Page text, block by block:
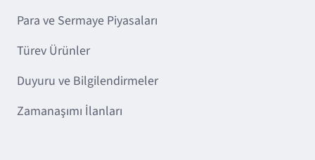
Para ve Sermaye Piyasaları
Türev Ürünler
Duyuru ve Bilgilendirmeler
Zamanaşımı İlanları